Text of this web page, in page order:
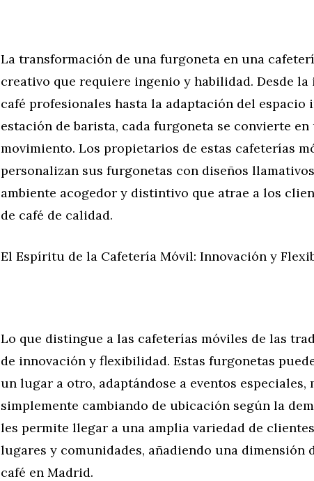
La transformación de una furgoneta en una
creativo que requiere ingenio y habilidad. Desde
café profesionales hasta la adaptación del
estación de barista, cada furgoneta se convierte en
movimiento. Los propietarios de estas cafeterías
personalizan sus furgonetas con diseños
ambiente acogedor y distintivo que atrae a los
de café de calidad.
El Espíritu de la Cafetería Móvil: Innovación y
Lo que distingue a las cafeterías móviles de las
de innovación y flexibilidad. Estas furgonetas
un lugar a otro, adaptándose a eventos especiales,
simplemente cambiando de ubicación según la
les permite llegar a una amplia variedad de
lugares y comunidades, añadiendo una dimensión
café en Madrid.